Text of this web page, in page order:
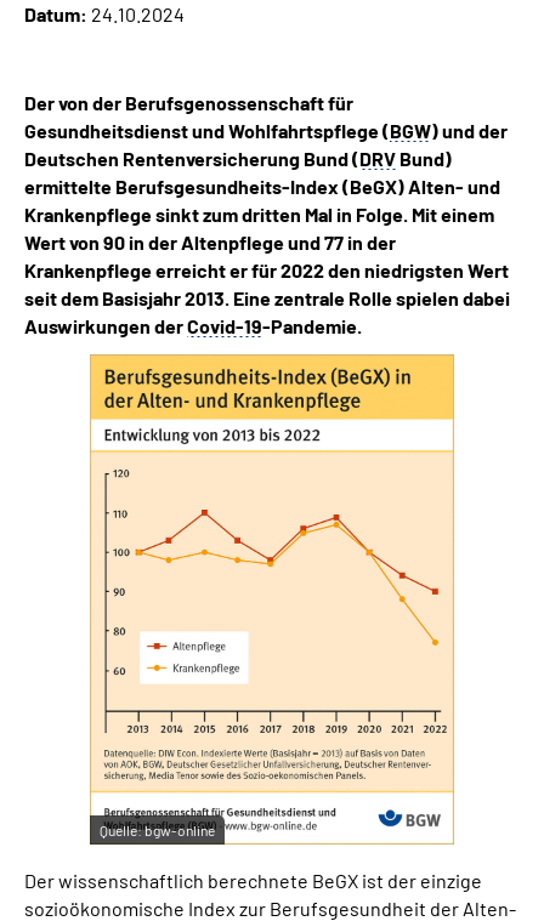
Inhalte in Gebärdensprache (DGS)
Suche
Mein Kundenportal
Datum: 24.10.2024
Der von der Berufsgenossenschaft für
Gesundheitsdienst und Wohlfahrtspflege (BGW) und der
Deutschen Rentenversicherung Bund (DRV Bund)
ermittelte Berufsgesundheits-Index (BeGX) Alten- und
Krankenpflege sinkt zum dritten Mal in Folge. Mit einem
Wert von 90 in der Altenpflege und 77 in der
Krankenpflege erreicht er für 2022 den niedrigsten Wert
seit dem Basisjahr 2013. Eine zentrale Rolle spielen dabei
Auswirkungen derCovid-19-Pandemie.
Quelle:bgw-online
Der wissenschaftlich berechnete BeGX ist der einzige
sozioökonomische Index zur Berufsgesundheit der Alten-